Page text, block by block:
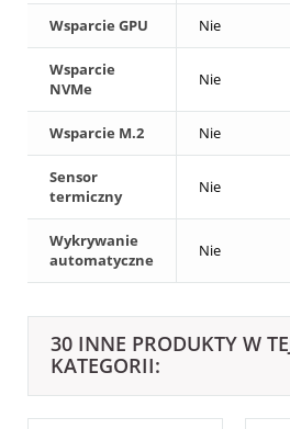
Wsparcie GPU Nie
Wsparcie
NVMe
Nie
Wsparcie M.2 Nie
Sensor
termiczny
Nie
Wykrywanie
automatyczne
Nie
30 INNE PRODUKTY W
KATEGORII: